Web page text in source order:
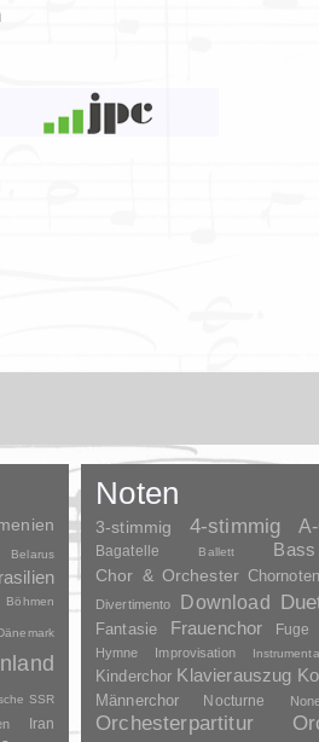
Belarus
Böhmen
SSR
Iran
Noten
3-stimmig 4-stimmig
Bagatelle Ballett Bass
Chor & Orchester Chornoten
Divertimento Download
Fantasie Frauenchor Fuge
Hymne Improvisation
Kinderchor Klavierauszug
Männerchor Nocturne
Orchesterpartitur